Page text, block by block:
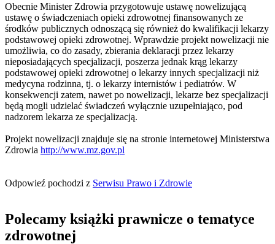
Obecnie Minister Zdrowia przygotowuje ustawę nowelizującą
ustawę o świadczeniach opieki zdrowotnej finansowanych ze
środków publicznych odnoszącą się również do kwalifikacji lekarzy
podstawowej opieki zdrowotnej. Wprawdzie projekt nowelizacji nie
umożliwia, co do zasady, zbierania deklaracji przez lekarzy
nieposiadających specjalizacji, poszerza jednak krąg lekarzy
podstawowej opieki zdrowotnej o lekarzy innych specjalizacji niż
medycyna rodzinna, tj. o lekarzy internistów i pediatrów. W
konsekwencji zatem, nawet po nowelizacji, lekarze bez specjalizacji
będą mogli udzielać świadczeń wyłącznie uzupełniająco, pod
nadzorem lekarza ze specjalizacją.
Projekt nowelizacji znajduje się na stronie internetowej Ministerstwa
Zdrowia http://www.mz.gov.pl
Odpowieź pochodzi z Serwisu Prawo i Zdrowie
Polecamy książki prawnicze o tematyce
zdrowotnej